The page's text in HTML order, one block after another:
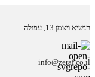
הנשיא ויצמן 13, עפולה
info@zeraf.co.il